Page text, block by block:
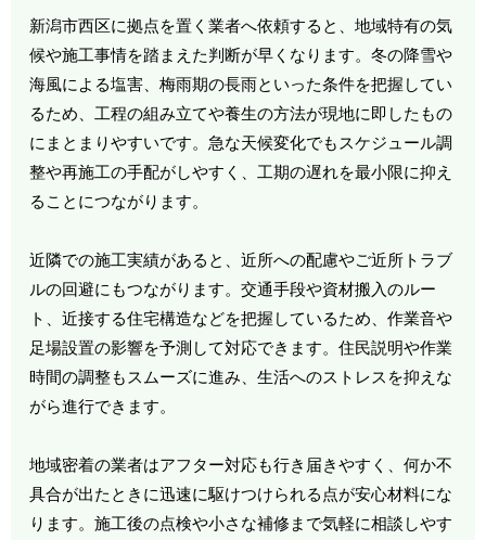
新潟市西区に拠点を置く業者へ依頼すると、地域特有の気
候や施工事情を踏まえた判断が早くなります。冬の降雪や
海風による塩害、梅雨期の長雨といった条件を把握してい
るため、工程の組み立てや養生の方法が現地に即したもの
にまとまりやすいです。急な天候変化でもスケジュール調
整や再施工の手配がしやすく、工期の遅れを最小限に抑え
ることにつながります。
近隣での施工実績があると、近所への配慮やご近所トラブ
ルの回避にもつながります。交通手段や資材搬入のルー
ト、近接する住宅構造などを把握しているため、作業音や
足場設置の影響を予測して対応できます。住民説明や作業
時間の調整もスムーズに進み、生活へのストレスを抑えな
がら進行できます。
地域密着の業者はアフター対応も行き届きやすく、何か不
具合が出たときに迅速に駆けつけられる点が安心材料にな
ります。施工後の点検や小さな補修まで気軽に相談しやす